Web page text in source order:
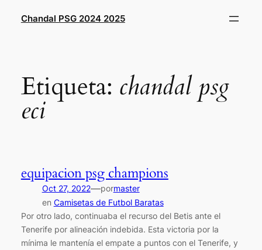
Chandal PSG 2024 2025
Etiqueta: chandal psg
eci
equipacion psg champions
Oct 27, 2022—pormaster
en Camisetas de Futbol Baratas
Por otro lado, continuaba el recurso del Betis ante el
Tenerife por alineación indebida. Esta victoria por la
mínima le mantenía el empate a puntos con el Tenerife, y